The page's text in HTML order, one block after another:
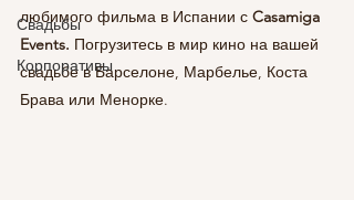
Свадьбы
Корпоративы
любимого фильма в Испании с Casamiga
Events. Погрузитесь в мир кино на вашей
свадьбе в Барселоне, Марбелье, Коста
Брава или Менорке.